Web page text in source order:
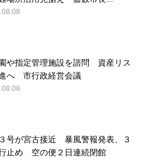
や指定管理施設を諮問 資産リス
へ 市行政経営会議
号が宮古接近 暴風警報発表、３
止め 空の便２日連続閉館